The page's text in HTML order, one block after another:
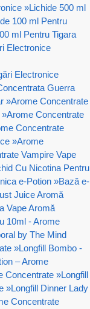
»Lichide 500 ml
100 ml Pentru
ml Pentru Tigara
Electronice
Electronice
Guerra
»Arome Concentrate
»Arome Concentrate
Concentrate
»Arome
Vampire Vape
Cu Nicotina Pentru
e-Potion »Bază e-
Juice Aromă
Vape Aromă
10ml - Arome
by The Mind
»Longfill Bombo -
– Arome
Concentrate »Longfill
»Longfill Dinner Lady
Concentrate